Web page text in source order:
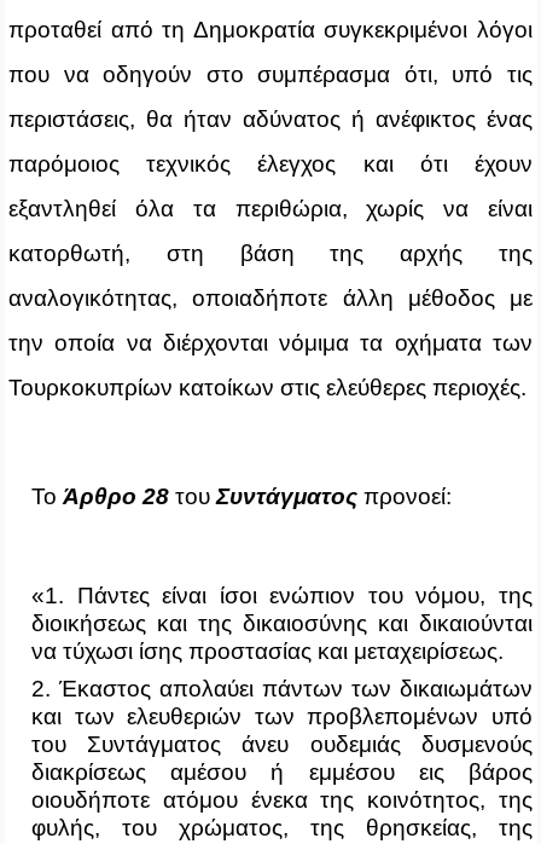
προταθεί από τη Δημοκρατία συγκεκριμένοι λόγοι
που να οδηγούν στο συμπέρασμα ότι, υπό τις
περιστάσεις, θα ήταν αδύνατος ή ανέφικτος ένας
παρόμοιος τεχνικός έλεγχος και ότι έχουν
εξαντληθεί όλα τα περιθώρια, χωρίς να είναι
κατορθωτή, στη βάση της αρχής της
αναλογικότητας, οποιαδήποτε άλλη μέθοδος με
την οποία να διέρχονται νόμιμα τα οχήματα των
Τουρκοκυπρίων κατοίκων στις ελεύθερες περιοχές.
Το Άρθρο 28τουΣυντάγματοςπρονοεί:
«1. Πάντες είναι ίσοι ενώπιον του νόμου, της
διοικήσεως και της δικαιοσύνης και δικαιούνται
να τύχωσι ίσης προστασίας και μεταχειρίσεως.
2. Έκαστος απολαύει πάντων των δικαιωμάτων
και των ελευθεριών των προβλεπομένων υπό
του Συντάγματος άνευ ουδεμιάς δυσμενούς
διακρίσεως αμέσου ή εμμέσου εις βάρος
οιουδήποτε ατόμου ένεκα της κοινότητος, της
φυλής, του χρώματος, της θρησκείας, της